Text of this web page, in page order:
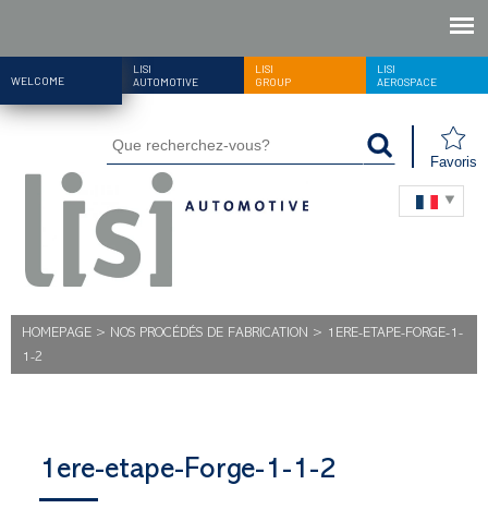
WELCOME
LISI
AUTOMOTIVE
LISI
GROUP
LISI
AEROSPACE
Favoris
HOMEPAGE > NOS PROCÉDÉS DE FABRICATION > 1ERE-ETAPE-FORGE-1-
1-2
1ere-etape-Forge-1-1-2